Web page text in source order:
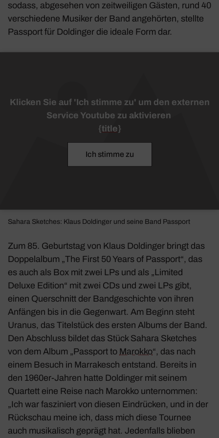
sodass, abge­sehen von zeit­wei­ligen Gästen, rund 40
verschie­dene Musiker der Band ange­hörten, stellte
Pass­port für Doldinger die ideale Form dar.
Klicken Sie auf 'Ich stimme zu' um den externen
Service Youtube zu aktivieren
{title}
Ich stimme zu
Sahara Sket­ches: Klaus Doldinger und seine Band Pass­port
Zum 85. Geburtstag von Klaus Doldinger bringt das
Doppel­album „The First 50 Years of Pass­port“, das
es auch als Box mit zwei LPs und als „Limited
Deluxe Edition“ mit zwei CDs und zwei LPs gibt,
einen Quer­schnitt der Band­ge­schichte von ihren
Anfängen bis in die Gegen­wart. Am Beginn steht
Uranus, das Titel­stück des ersten Albums der Band.
Den Abschluss bildet das Stück Sahara Sket­ches
von dem Album „Pass­port to Marokko“, das nach
einem Besuch in Marra­kesch entstand. Bereits in
den 1960er-Jahren hatte Doldinger mit seinem
Quar­tett eine Reise nach Marokko unter­nommen:
„Ich war faszi­niert von diesen Eindrü­cken, und in der
Rück­schau meine ich, dass mich diese Tournee
auch musi­ka­lisch geprägt hat. Jeden­falls blieben